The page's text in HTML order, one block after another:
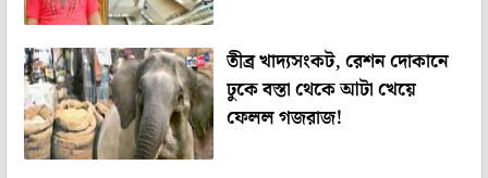
তীব্র খাদ্যসংকট, রেশন দোকানে
ঢুকে বস্তা থেকে আটা খেয়ে
ফেলল গজরাজ!